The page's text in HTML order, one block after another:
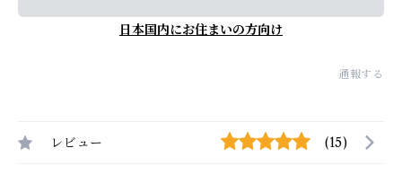
日本国内にお住まいの方向け
通報する
レビュー (15)